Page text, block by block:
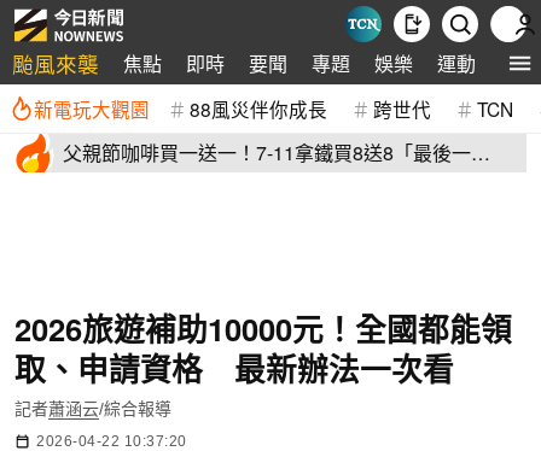
颱風來襲 焦點 即時 要聞 專題 娛樂 運動 全球
新電玩大觀園 88風災伴你成長 跨世代 TCN
父親節咖啡買一送一！7-11拿鐵買8送8「最後一
2026旅遊補助10000元！全國都能領
取、申請資格 最新辦法一次看
記者蕭涵云/綜合報導
2026-04-22 10:37:20